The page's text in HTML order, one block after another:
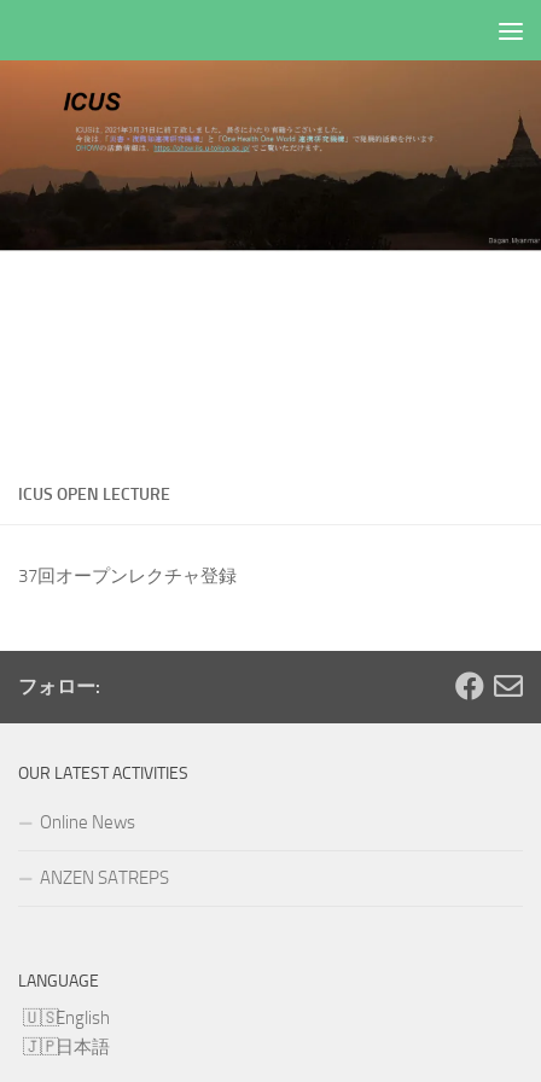
ICUS OPEN LECTURE
37回オープンレクチャ登録
フォロー:
OUR LATEST ACTIVITIES
Online News
ANZEN SATREPS
LANGUAGE
English
日本語